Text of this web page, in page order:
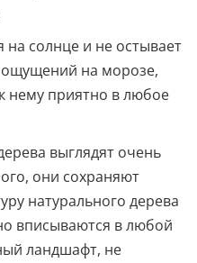
на солнце и не остывает
на морозе,
нему приятно в любое
выглядят очень
они сохраняют
натурального дерева
вписываются в любой
ландшафт, не